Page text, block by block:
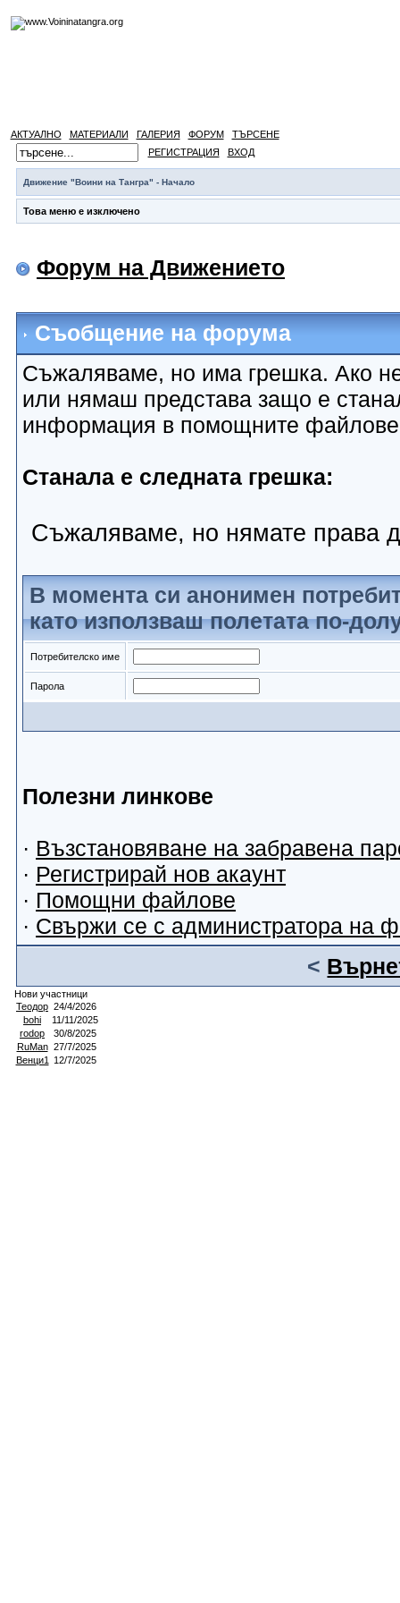
АКТУАЛНО МАТЕРИАЛИ ГАЛЕРИЯ ФОРУМ
ТЪРСЕНЕ
РЕГИСТРАЦИЯ
ВХОД
Движение "Воини на Тангра" - Начало
Това меню е изключено
Форум на Движението
Съобщение на форума
Съжаляваме, но има грешка. Ако
или нямаш представа защо е
информация в помощните
Станала е следната грешка:
Съжаляваме, но нямате права
В момента си анонимен
като използваш полетата по-
Потребителско име
Парола
Полезни линкове
· Възстановяване на забравена
· Регистрирай нов акаунт
· Помощни файлове
· Свържи се с администратора на
<
Нови участници
Теодор 24/4/2026
bohi
11/11/2025
rodop
30/8/2025
RuMan 27/7/2025
Венци1
12/7/2025